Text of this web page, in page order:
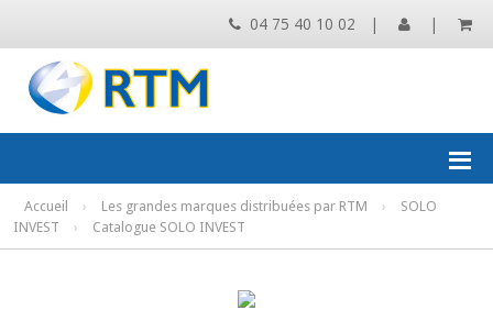
04 75 40 10 02 | |
Accueil › Les grandes marques distribuées par RTM ›
SOLO
INVEST
› Catalogue SOLO INVEST